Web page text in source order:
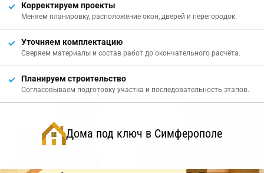
Корректируем проекты
Меняем планировку, расположение окон, дверей и перегородок.
Уточняем комплектацию
Сверяем материалы и состав работ до окончательного расчёта.
Планируем строительство
Согласовываем подготовку участка и последовательность этапов.
Дома под ключ в Симферополе